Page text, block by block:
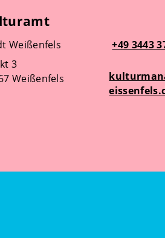
Weißenfels
3
Weißenfels
+49 3443